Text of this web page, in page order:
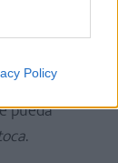
Policy
resta más
el
pediatra
pueda
.